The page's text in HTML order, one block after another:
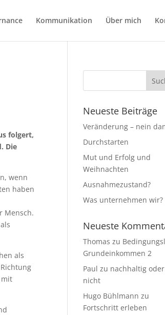
Kommunikation Über mich
folgert,
Die
wenn
haben
Mensch.
als
mit
Neueste Beiträge
Veränderung – nein
Durchstarten
Mut und Erfolg und
Weihnachten
Ausnahmezustand?
Was unternehmen wir?
Neueste
Thomas zu
Grundeinkommen 2
Paul zu nachhaltig
nicht
Hugo Bühlmann zu
Fortschritt erleben